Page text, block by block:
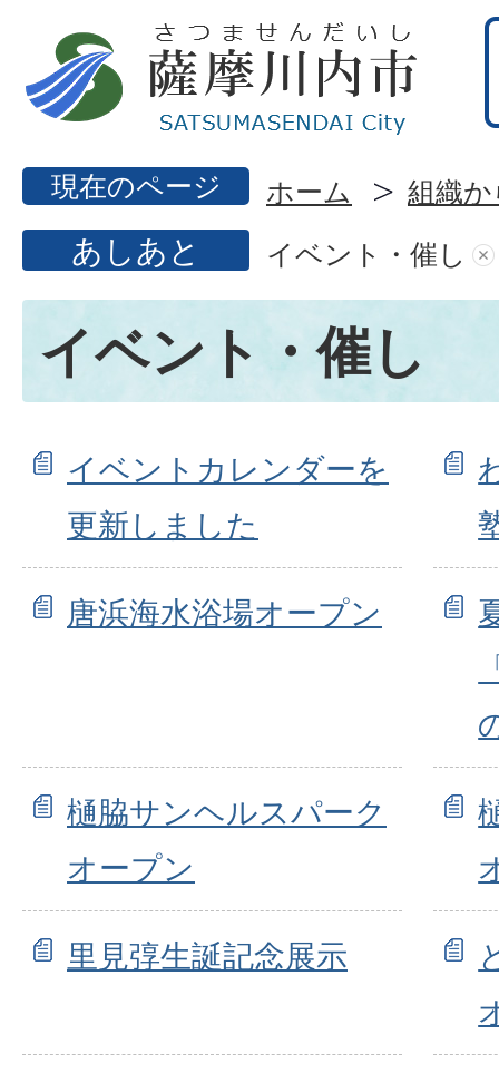
現在のページ ホーム 組織
あしあと イベント・催し
イベント・催し
イベントカレンダーを
更新しました
唐浜海水浴場オープン
樋脇サンヘルスパーク
オープン
里見弴生誕記念展示